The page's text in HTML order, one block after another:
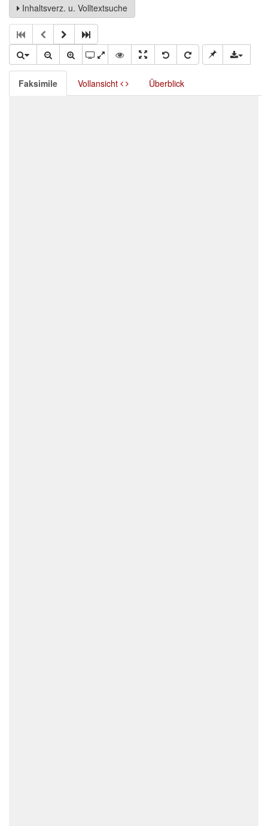
Inhaltsverz. u. Volltextsuche
Faksimile Vollansicht Überblick